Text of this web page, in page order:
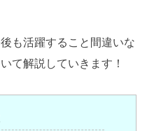
も活躍すること間違いな
て解説していきます！